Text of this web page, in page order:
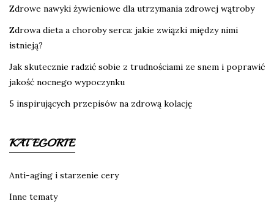
Zdrowe nawyki żywieniowe dla utrzymania zdrowej wątroby
Zdrowa dieta a choroby serca: jakie związki między nimi
istnieją?
Jak skutecznie radzić sobie z trudnościami ze snem i poprawić
jakość nocnego wypoczynku
5 inspirujących przepisów na zdrową kolację
KATEGORIE
Anti-aging i starzenie cery
Inne tematy